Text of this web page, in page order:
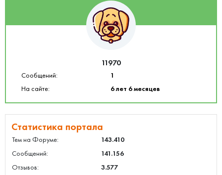
11970
Сообщений:
1
На сайте:
6 лет 6 месяцев
Статистика портала
Тем на Форуме:
143.410
Сообщений:
141.156
Отзывов:
3.577